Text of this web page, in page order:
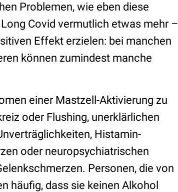
Problemen, wie eben diese
Covid vermutlich etwas mehr –
Effekt erzielen: bei manchen
können zumindest manche
einer Mastzell-Aktivierung zu
oder Flushing, unerklärlichen
Histamin-
oder neuropsychiatrischen
Personen, die von
häufig, dass sie keinen Alkohol